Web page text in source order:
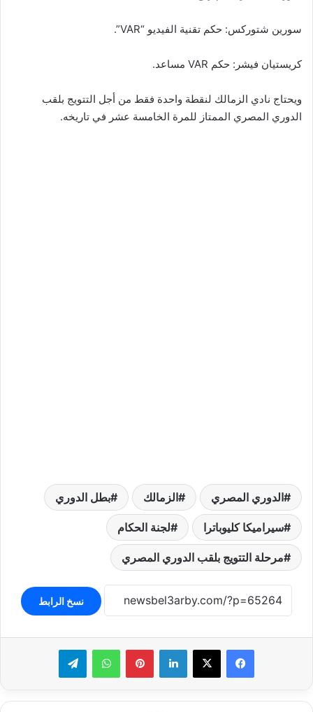
سورين شتوركس: حكم تقنية الفيديو “VAR”.
كريستيان فيشر: حكم VAR مساعد.
ويحتاج نادي الزمالك لنقطة واحدة فقط من أجل التتويج بلقب
الدوري المصري الممتاز للمرة الخامسة عشر في تاريخه.
الدوري المصري الزمالك بطل الدوري
سيراميكا كليوباترا لجنة الحكام
مرحلة التتويج بلقب الدوري المصري
نسخ الرابط
لينكدإن بينتيريستواتساب تيلقرام